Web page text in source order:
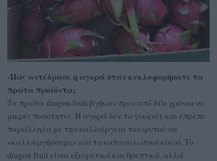
-Πώς αντέδρασε η αγορά όταν κυκλοφορήσατε τα
πρώτα προϊόντα;
Τα πρώτα dragon fruit βγήκαν πριν από δύο χρόνια σε
μικρές ποσότητες. Η αγορά δεν το γνώριζε και έπρεπε
παράλληλα με την καλλιέργεια του φυτού να
«καλλιεργήσουμε» και το καταναλωτικό κοινό. Το
dragon fruit είναι εξαιρετικό και θρεπτικό, αλλά